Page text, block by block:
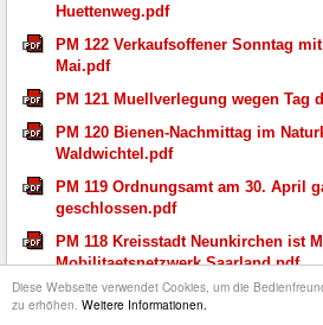
Diese Webseite verwendet Cookies, um die
zu erhöhen. Weitere Informationen.
Huettenweg.pdf
PM 122 Verkaufsoffener Sonntag
Mai.pdf
PM 121 Muellverlegung wegen Tag
PM 120 Bienen-Nachmittag im
Waldwichtel.pdf
PM 119 Ordnungsamt am 30. April
geschlossen.pdf
PM 118 Kreisstadt Neunkirchen ist
Mobilitaetsnetzwerk Saarland.pdf
PM 117 Sperrung in der